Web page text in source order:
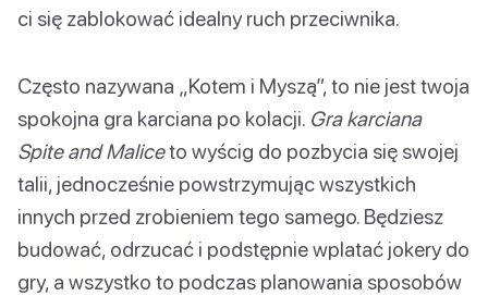
ci się zablokować idealny ruch przeciwnika.
Często nazywana „Kotem i Myszą”, to nie jest twoja
spokojna gra karciana po kolacji. Gra karciana
Spite and Maliceto wyścig do pozbycia się swojej
talii, jednocześnie powstrzymując wszystkich
innych przed zrobieniem tego samego. Będziesz
budować, odrzucać i podstępnie wplatać jokery do
gry, a wszystko to podczas planowania sposobów